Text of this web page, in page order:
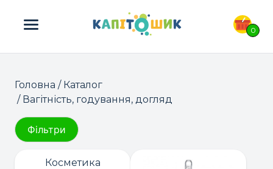
0
ПОШУК ТОВАРІВ:
Головна / Каталог
/ Вагітність, годування, догляд
Фільтри
Косметика